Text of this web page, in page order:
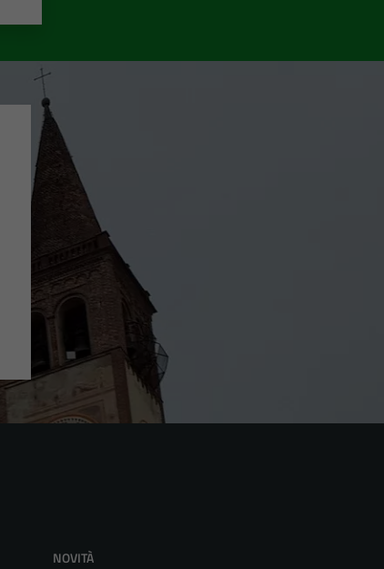
NOVITÀ